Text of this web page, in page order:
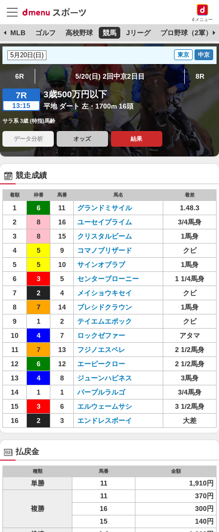
dメニュー
MLB ゴルフ 高校野球 競馬 Jリーグ プロ野球（2軍）
東京 中京
6R 5/20(日) 2回中京2日目 8R
7R
13:15
3歳500万円以下
平地 ダート 左・1700m 16頭
サラ系 3歳 (特指)馬齢
データ分析 オッズ 結果
競走成績
着順 枠番 馬番 馬名 着差
1 6 11 グランドミサイル
1.48.3
2
8 16 ユーセイプライム
3/4馬身
3
8 15 クリスタルビーム
1馬身
4
5 9 コマノブリザード
クビ
5
5 10 サインオブラブ
1馬身
6
3 5 センターブローニー
1 1/4馬身
7
2 4 メイショウキセイ
クビ
8
7 14 ブレシドクラウン
1馬身
9
1 2 テイエムエポック
クビ
10
4 7 ロックゼファー
アタマ
11
7 13 フジノエスペレ
2 1/2馬身
12
6 12 エーピークロー
2 1/2馬身
13
4 8 ジューンハピネス
3馬身
14
1 1 パープルラルゴ
3/4馬身
15
3 6 エルウェームサシ
3 1/2馬身
16
2 3 エンドレスボーイ 大差
払戻金
種類 馬番 金額
単勝 11 1,910円
複勝
11
370円
16
300円
15
140円